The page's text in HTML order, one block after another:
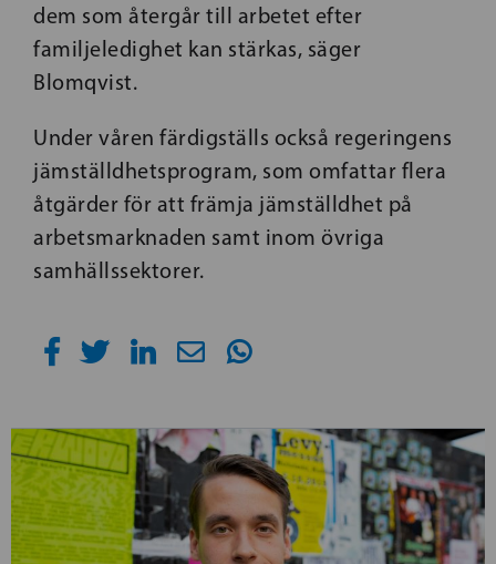
dem som återgår till arbetet efter
familjeledighet kan stärkas, säger
Blomqvist.
Under våren färdigställs också regeringens
jämställdhetsprogram, som omfattar flera
åtgärder för att främja jämställdhet på
arbetsmarknaden samt inom övriga
samhällssektorer.